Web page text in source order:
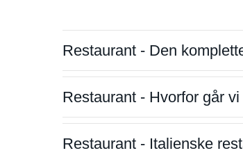
Restaurant - Den
Restaurant - Hvorfor går
Restaurant - Italienske